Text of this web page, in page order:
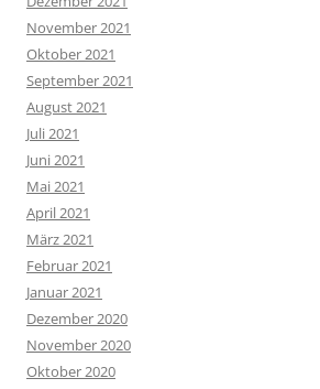
November 2021
Oktober 2021
September 2021
August 2021
Juli 2021
Juni 2021
Mai 2021
April 2021
März 2021
Februar 2021
Januar 2021
Dezember 2020
November 2020
Oktober 2020